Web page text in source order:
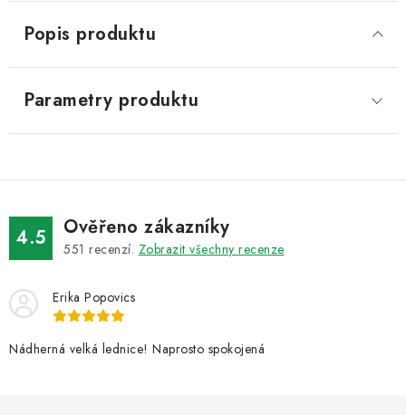
Popis produktu
Parametry produktu
4.5 Ověřeno zákazníky
551 recenzí. Zobrazit všechny recenze
Erika Popovics
Nádherná velká lednice! Naprosto spokojená